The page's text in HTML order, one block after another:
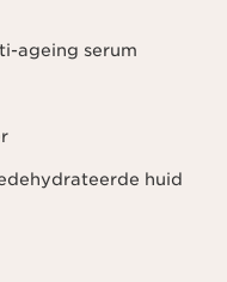
ageing serum
huid